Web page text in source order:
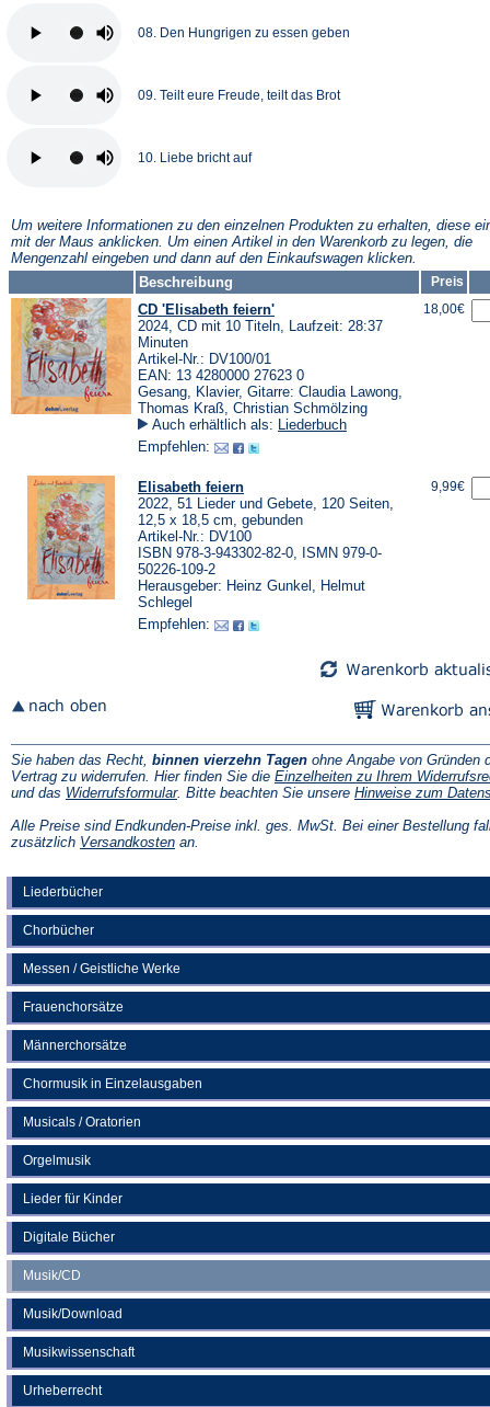
Liederbücher
Chorbücher
Messen / Geistliche Werke
Frauenchorsätze
Männerchorsätze
Chormusik in Einzelausgaben
Musicals / Oratorien
Orgelmusik
Lieder für Kinder
Digitale Bücher
Musik/CD
Musik/Download
Musikwissenschaft
Urheberrecht
08. Den Hungrigen zu essen geben
09. Teilt eure Freude, teilt das Brot
10. Liebe bricht auf
Um weitere Informationen zu den einzelnen Produkten zu erhalten, diese
mit der Maus anklicken. Um einen Artikel in den Warenkorb zu legen, die
Mengenzahl eingeben und dann auf den Einkaufswagen klicken.
Beschreibung
Preis
CD 'Elisabeth feiern'
2024, CD mit 10 Titeln, Laufzeit: 28:37
Minuten
Artikel-Nr.: DV100/01
EAN: 13 4280000 27623 0
Gesang, Klavier, Gitarre: Claudia Lawong,
Thomas Kraß, Christian Schmölzing
Auch erhältlich als: Liederbuch
Empfehlen:
18,00€
Elisabeth feiern
2022, 51 Lieder und Gebete, 120 Seiten,
12,5 x 18,5 cm, gebunden
Artikel-Nr.: DV100
ISBN 978-3-943302-82-0, ISMN 979-0-
50226-109-2
Herausgeber: Heinz Gunkel, Helmut
Schlegel
Empfehlen:
9,99€
Sie haben das Recht, binnen vierzehn Tagen ohne Angabe von Gründen
Vertrag zu widerrufen. Hier finden Sie die Einzelheiten zu Ihrem
und das Widerrufsformular(Öffnet
einem
neuen
. Bitte beachten Sie unsere Hinweise zum
Alle Preise sind Endkunden-Preise inkl. ges. MwSt. Bei einer Bestellung
zusätzlich Versandkosten(Öffnet
an.